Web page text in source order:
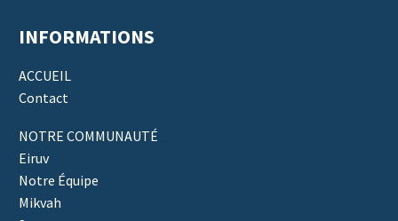
INFORMATIONS
ACCUEIL
Contact
NOTRE COMMUNAUTÉ
Eiruv
Notre Équipe
Mikvah